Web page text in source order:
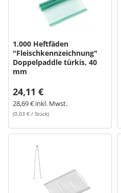
1.000 Heftfäden
"Fleischkennzeichnung"
Doppelpaddle türkis, 40
mm
24,11 €
28,69 € inkl. Mwst.
(0,03 € / Stück)
Bogeti Etiketten
Kartonetiketten
Etikettenspender
Etiketten auf Rolle
Thermoetiketten
Thermotransferetiketten